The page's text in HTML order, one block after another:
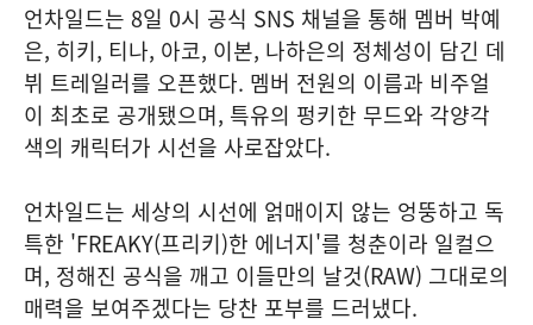
언차일드는 8일 0시 공식 SNS 채널을 통해 멤버 박예
은, 히키, 티나, 아코, 이본, 나하은의 정체성이 담긴 데
뷔 트레일러를 오픈했다. 멤버 전원의 이름과 비주얼
이 최초로 공개됐으며, 특유의 펑키한 무드와 각양각
색의 캐릭터가 시선을 사로잡았다.
언차일드는 세상의 시선에 얽매이지 않는 엉뚱하고 독
특한 'FREAKY(프리키)한 에너지'를 청춘이라 일컬으
며, 정해진 공식을 깨고 이들만의 날것(RAW) 그대로의
매력을 보여주겠다는 당찬 포부를 드러냈다.